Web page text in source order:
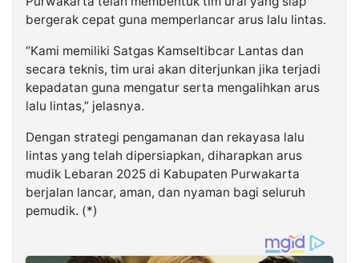
bergerak cepat guna memperlancar arus lalu lintas.
“Kami memiliki Satgas Kamseltibcar Lantas dan
secara teknis, tim urai akan diterjunkan jika terjadi
kepadatan guna mengatur serta mengalihkan arus
lalu lintas,” jelasnya.
Dengan strategi pengamanan dan rekayasa lalu
lintas yang telah dipersiapkan, diharapkan arus
mudik Lebaran 2025 di Kabupaten Purwakarta
berjalan lancar, aman, dan nyaman bagi seluruh
pemudik. (*)